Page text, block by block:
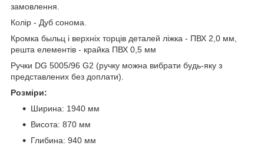
замовлення.
Колір - Дуб сонома.
Кромка быльц і верхніх торців деталей ліжка - ПВХ 2,0 мм,
решта елементів - крайка ПВХ 0,5 мм
Ручки DG 5005/96 G2 (ручку можна вибрати будь-яку з
представлених без доплати).
Розміри:
Ширина: 1940 мм
Висота: 870 мм
Глибина: 940 мм